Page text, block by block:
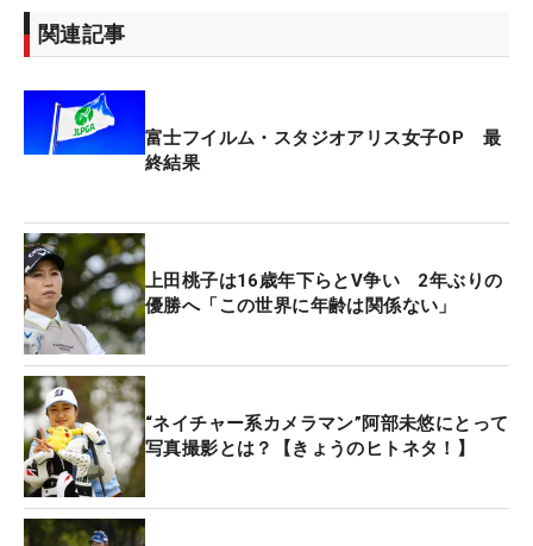
関連記事
富士フイルム・スタジオアリス女子OP 最
終結果
上田桃子は16歳年下らとV争い 2年ぶりの
優勝へ「この世界に年齢は関係ない」
“ネイチャー系カメラマン”阿部未悠にとって
写真撮影とは？【きょうのヒトネタ！】